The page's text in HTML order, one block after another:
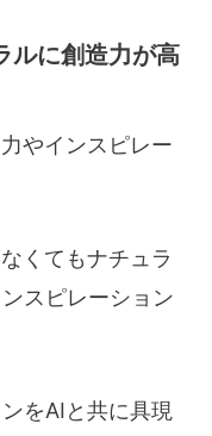
ルに創造力が高
やインスピレー
くてもナチュラ
スピレーション
をAIと共に具現